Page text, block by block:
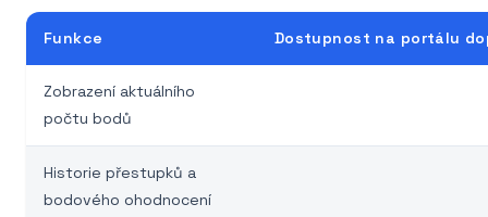
Funkce Dostupnost na portálu
Zobrazení aktuálního
počtu bodů
Historie přestupků a
bodového ohodnocení